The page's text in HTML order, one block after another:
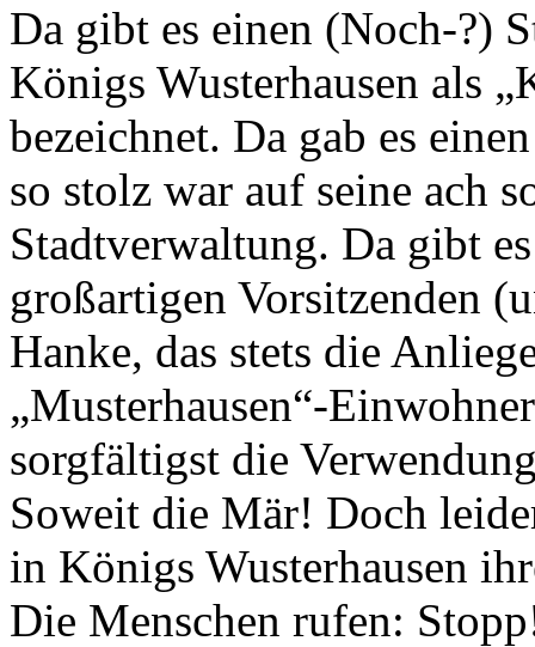
Da gibt es einen (Noch-?)
Königs Wusterhausen als
bezeichnet. Da gab es
so stolz war auf seine ach
Stadtverwaltung. Da gibt
großartigen Vorsitzenden
Hanke, das stets die
„Musterhausen“-
sorgfältigst die
Soweit die Mär! Doch
in Königs Wusterhausen
Die Menschen rufen: